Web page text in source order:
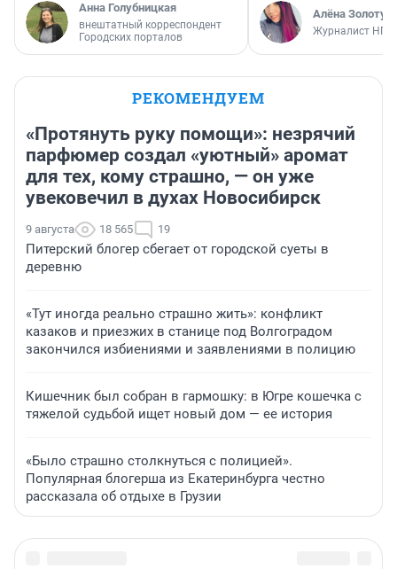
Анна Голубницкая
внештатный корреспондент
Городских порталов
Алёна
Журналист НГС
РЕКОМЕНДУЕМ
«Протянуть руку помощи»: незрячий
парфюмер создал «уютный» аромат
для тех, кому страшно, — он уже
увековечил в духах Новосибирск
9 августа 18 565 19
Питерский блогер сбегает от городской суеты в
деревню
«Тут иногда реально страшно жить»: конфликт
казаков и приезжих в станице под Волгоградом
закончился избиениями и заявлениями в полицию
Кишечник был собран в гармошку: в Югре кошечка с
тяжелой судьбой ищет новый дом — ее история
«Было страшно столкнуться с полицией».
Популярная блогерша из Екатеринбурга честно
рассказала об отдыхе в Грузии